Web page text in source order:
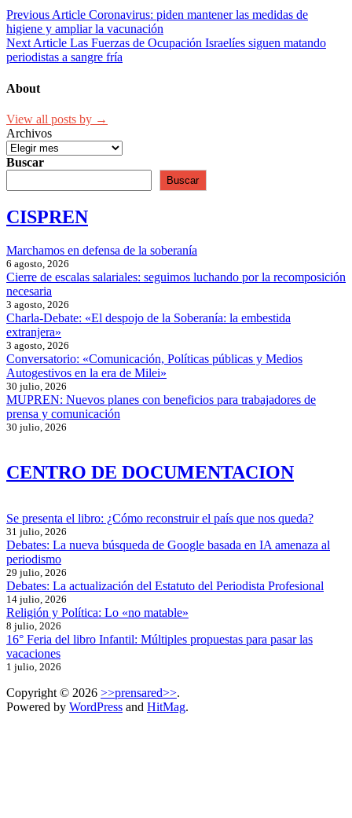
Navegación
de
entradas
Previous Article Coronavirus: piden mantener las medidas de
higiene y ampliar la vacunación
Next Article Las Fuerzas de Ocupación Israelíes siguen matando
periodistas a sangre fría
About
View all posts by →
Archivos
Buscar
Buscar
CISPREN
Marchamos en defensa de la soberanía
6 agosto, 2026
Cierre de escalas salariales: seguimos luchando por la recomposición
necesaria
3 agosto, 2026
Charla-Debate: «El despojo de la Soberanía: la embestida
extranjera»
3 agosto, 2026
Conversatorio: «Comunicación, Políticas públicas y Medios
Autogestivos en la era de Milei»
30 julio, 2026
MUPREN: Nuevos planes con beneficios para trabajadores de
prensa y comunicación
30 julio, 2026
CENTRO DE DOCUMENTACION
Se presenta el libro: ¿Cómo reconstruir el país que nos queda?
31 julio, 2026
Debates: La nueva búsqueda de Google basada en IA amenaza al
periodismo
29 julio, 2026
Debates: La actualización del Estatuto del Periodista Profesional
14 julio, 2026
Religión y Política: Lo «no matable»
8 julio, 2026
16° Feria del libro Infantil: Múltiples propuestas para pasar las
vacaciones
1 julio, 2026
Copyright © 2026 >>prensared>>.
Powered by WordPress and HitMag.